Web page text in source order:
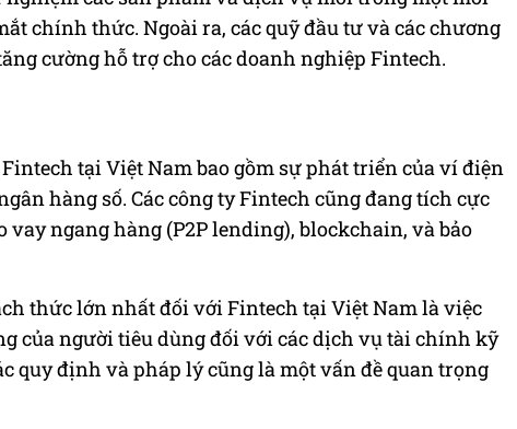
chính thức. Ngoài ra, các quỹ đầu tư và các chương
cường hỗ trợ cho các doanh nghiệp Fintech.
tại Việt Nam bao gồm sự phát triển của ví điện
hàng số. Các công ty Fintech cũng đang tích cực
ngang hàng (P2P lending), blockchain, và bảo
thức lớn nhất đối với Fintech tại Việt Nam là việc
của người tiêu dùng đối với các dịch vụ tài chính kỹ
quy định và pháp lý cũng là một vấn đề quan trọng